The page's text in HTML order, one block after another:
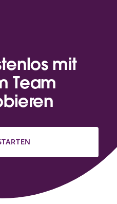
mit
Team